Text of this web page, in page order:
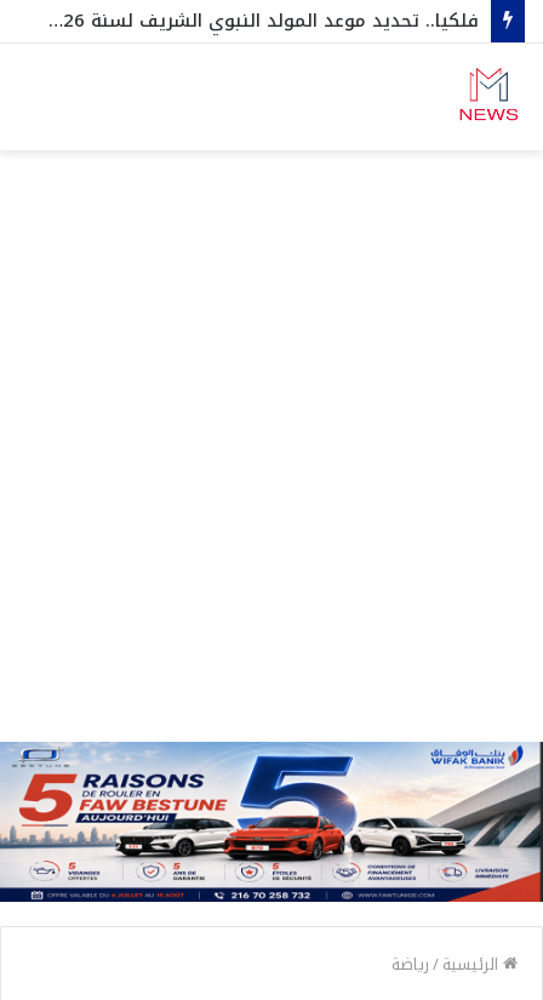
فلكيا.. تحديد موعد المولد النبوي الشريف لسنة 2026
الرئيسية/رياضة